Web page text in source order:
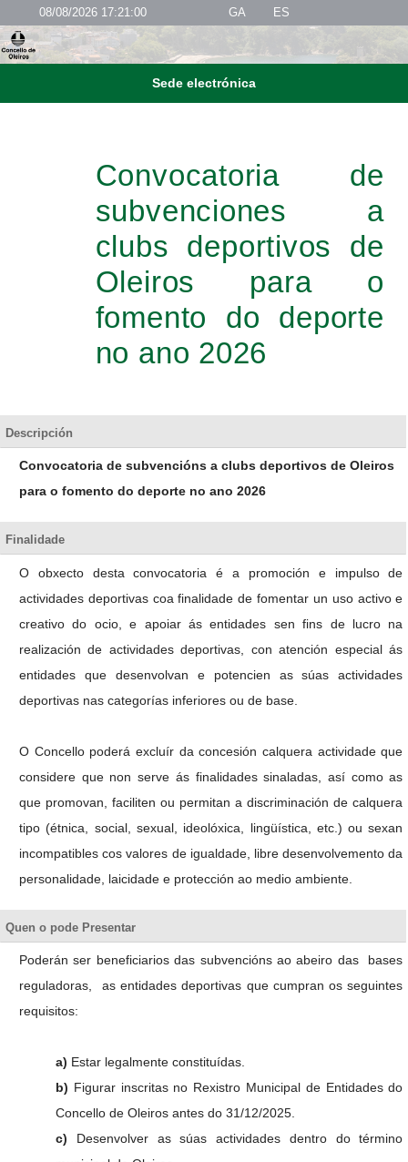
08/08/2026 17:21:01 GA ES
Sede electrónica
Convocatoria de
subvenciones a
clubs deportivos de
Oleiros para o
fomento do deporte
no ano 2026
Descripción
Convocatoria de subvencións a clubs deportivos de Oleiros
para o fomento do deporte no ano 2026
Finalidade
O obxecto desta convocatoria é a promoción e impulso de
actividades deportivas coa finalidade de fomentar un uso activo e
creativo do ocio, e apoiar ás entidades sen fins de lucro na
realización de actividades deportivas, con atención especial ás
entidades que desenvolvan e potencien as súas actividades
deportivas nas categorías inferiores ou de base.
O Concello poderá excluír da concesión calquera actividade que
considere que non serve ás finalidades sinaladas, así como as
que promovan, faciliten ou permitan a discriminación de calquera
tipo (étnica, social, sexual, ideolóxica, lingüística, etc.) ou sexan
incompatibles cos valores de igualdade, libre desenvolvemento da
personalidade, laicidade e protección ao medio ambiente.
Quen o pode Presentar
Poderán ser beneficiarios das subvencións ao abeiro das bases
reguladoras, as entidades deportivas que cumpran os seguintes
requisitos:
a) Estar legalmente constituídas.
b) Figurar inscritas no Rexistro Municipal de Entidades do
Concello de Oleiros antes do 31/12/2025.
c) Desenvolver as súas actividades dentro do término